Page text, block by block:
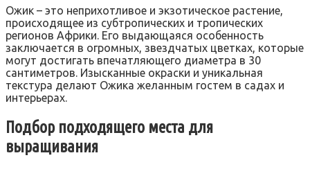
Ожик – это неприхотливое и экзотическое растение,
происходящее из субтропических и тропических
регионов Африки. Его выдающаяся особенность
заключается в огромных, звездчатых цветках, которые
могут достигать впечатляющего диаметра в 30
сантиметров. Изысканные окраски и уникальная
текстура делают Ожика желанным гостем в садах и
интерьерах.
Подбор подходящего места для
выращивания